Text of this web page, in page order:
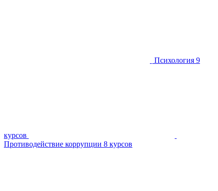
Психология 9
курсов
Противодействие коррупции 8 курсов